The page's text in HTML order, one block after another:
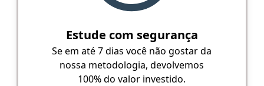
Estude com segurança
Se em até 7 dias você não gostar da
nossa metodologia, devolvemos
100% do valor investido.